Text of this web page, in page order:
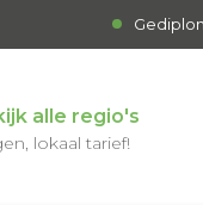
alle regio's
lokaal tarief!